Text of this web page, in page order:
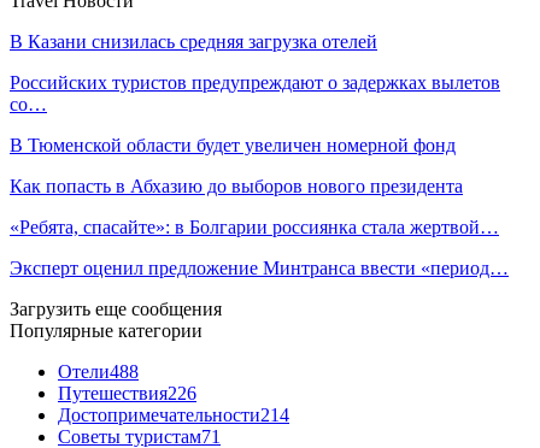
В Казани снизилась средняя загрузка отелей
Российских туристов предупреждают о задержках вылетов
со…
В Тюменской области будет увеличен номерной фонд
Как попасть в Абхазию до выборов нового президента
«Ребята, спасайте»: в Болгарии россиянка стала жертвой…
Эксперт оценил предложение Минтранса ввести «период…
Загрузить еще сообщения
Популярные категории
Отели488
Путешествия226
Достопримечательности214
Советы туристам71